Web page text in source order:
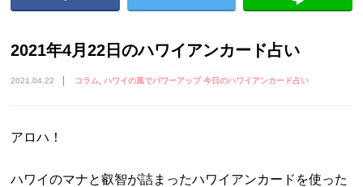
2021年4月22日のハワイアンカード占い
2021.04.22 コラム ハワイの風でパワーアップ 今日のハワイアンカード占い
アロハ！
ハワイのマナと叡智が詰まったハワイアンカードを使った